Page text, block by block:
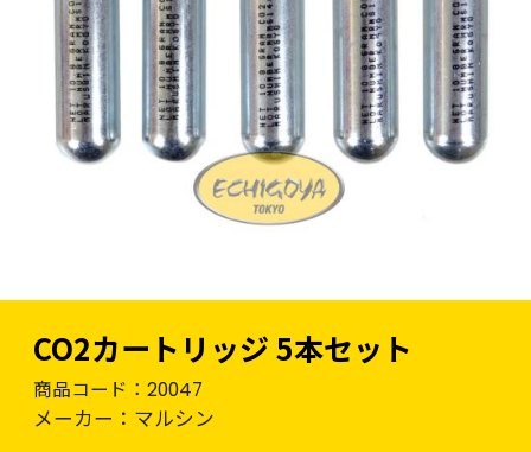
CO2カートリッジ 5本セット
商品コード： 20047
メーカー： マルシン